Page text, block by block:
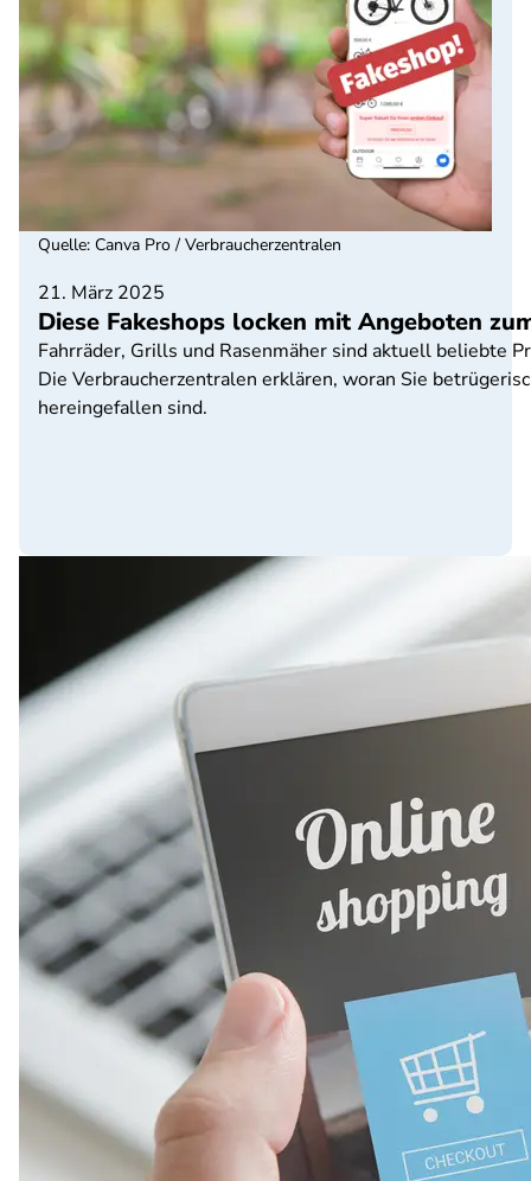
21. März 2025
Diese Fakeshops locken mit Angeboten
Fahrräder, Grills und Rasenmäher sind aktuell beliebte
Die Verbraucherzentralen erklären, woran Sie
hereingefallen sind.
Quelle: Canva Pro / Verbraucherzentralen